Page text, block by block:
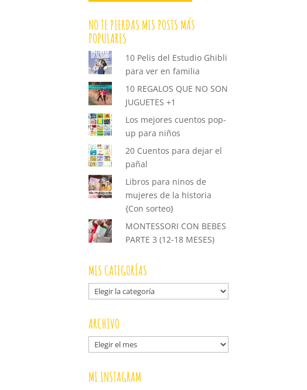
NO TE PIERDAS MIS POSTS MÁS
POPULARES
10 Pelis del Estudio Ghibli
para ver en familia
10 REGALOS QUE NO SON
JUGUETES +1
Los mejores cuentos pop-
up para niños
20 Cuentos para dejar el
pañal
Libros para ninos de
mujeres de la historia
{Con sorteo}
MONTESSORI CON BEBES
PARTE 3 (12-18 MESES)
MIS CATEGORÍAS
Mis
categorías
ARCHIVO
Archivo
MI INSTAGRAM